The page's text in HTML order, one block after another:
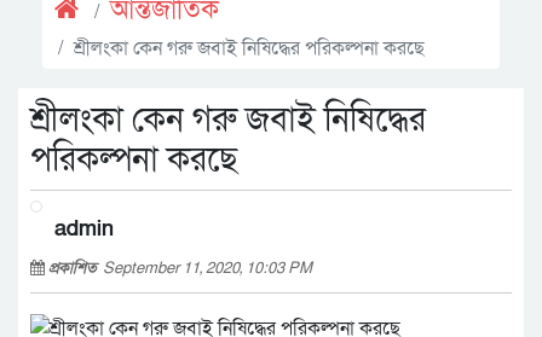
আন্তর্জাতিক
শ্রীলংকা কেন গরু জবাই নিষিদ্ধের পরিকল্পনা করছে
শ্রীলংকা কেন গরু জবাই নিষিদ্ধের
পরিকল্পনা করছে
admin
প্রকাশিত September 11, 2020, 10:03 PM